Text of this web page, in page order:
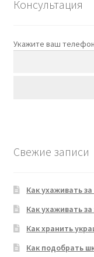
Консультация
Укажите ваш телефон
Свежие записи
Как ухаживать
Как ухаживать
Как хранить
Как подобрать